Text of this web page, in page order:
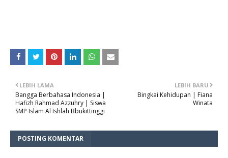
LEBIH BARU
Bingkai Kehidupan | Fiana
Winata
LEBIH LAMA
Bangga Berbahasa Indonesia |
Hafizh Rahmad Azzuhry | Siswa
SMP Islam Al Ishlah Bbukittinggi
POSTING KOMENTAR